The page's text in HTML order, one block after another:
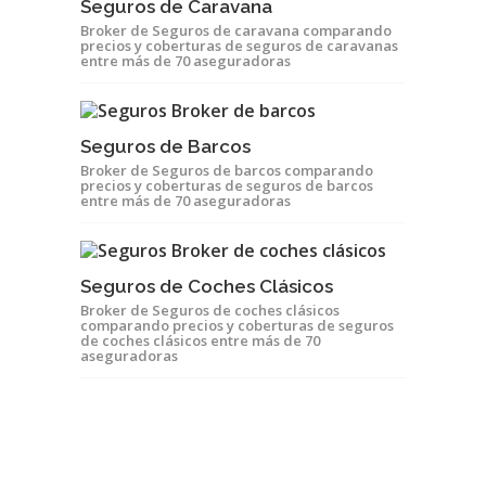
Seguros de Caravana
Broker de Seguros de caravana comparando
precios y coberturas de seguros de caravanas
entre más de 70 aseguradoras
Seguros de Barcos
Broker de Seguros de barcos comparando
precios y coberturas de seguros de barcos
entre más de 70 aseguradoras
Seguros de Coches Clásicos
Broker de Seguros de coches clásicos
comparando precios y coberturas de seguros
de coches clásicos entre más de 70
aseguradoras